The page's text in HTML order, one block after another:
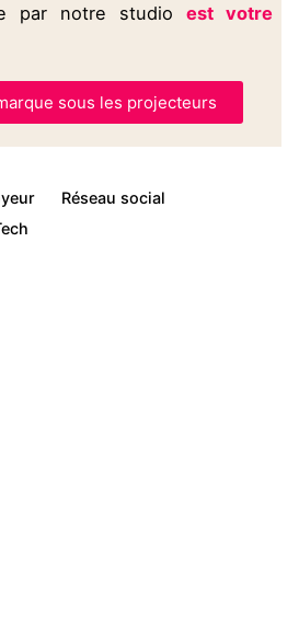
par notre studio est votre
sous les projecteurs
Réseau social